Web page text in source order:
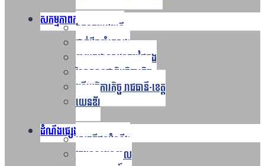
សកម្មភាពការងារ
child
menu
ឯកឧត្ដមរដ្ឋមន្ត្រី
ថ្នាក់ដឹកនាំក្រសួង
នាយកដ្ឋានសវនកម្មផ្ទៃក្នុង
វិទ្យាស្ថានជាតិអធិការកិច្ច
មន្ទីរអធិការកិច្ច រាជធានី-ខេត្ត
យេនឌ័រ
ដំណឹងផ្សេងៗ
child
សេចក្តីជូនដំណឹង
វគ្គបណ្តុះបណ្តាល